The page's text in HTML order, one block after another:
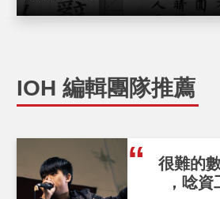
IOH 編輯團隊推薦
很難的
，唸